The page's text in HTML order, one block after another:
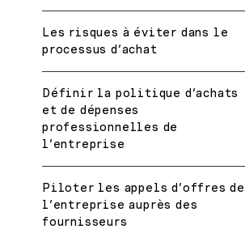
Les risques à éviter dans le
processus d’achat
Définir la politique d’achats
et de dépenses
professionnelles de
l’entreprise
Piloter les appels d’offres de
l’entreprise auprès des
fournisseurs